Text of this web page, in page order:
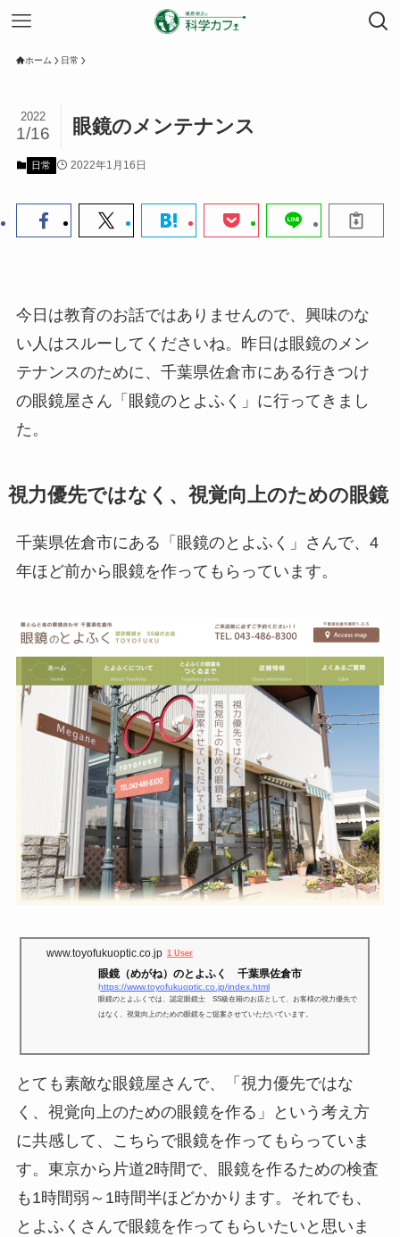
ホーム 日常
眼鏡のメンテナンス
2022
1/16
日常 2022年1月16日
今日は教育のお話ではありませんので、興味のな
い人はスルーしてくださいね。昨日は眼鏡のメン
テナンスのために、千葉県佐倉市にある行きつけ
の眼鏡屋さん「眼鏡のとよふく」に行ってきまし
た。
視力優先ではなく、視覚向上のための眼鏡
千葉県佐倉市にある「眼鏡のとよふく」さんで、4
年ほど前から眼鏡を作ってもらっています。
www.toyofukuoptic.co.jp 1 User
眼鏡（めがね）のとよふく 千葉県佐倉市
https://www.toyofukuoptic.co.jp/index.html
眼鏡のとよふくでは、認定眼鏡士 SS級在籍のお店として、お客様の視力優先で
はなく、視覚向上のための眼鏡をご提案させていただいています。
とても素敵な眼鏡屋さんで、「視力優先ではな
く、視覚向上のための眼鏡を作る」という考え方
に共感して、こちらで眼鏡を作ってもらっていま
す。東京から片道2時間で、眼鏡を作るための検査
も1時間弱～1時間半ほどかかります。それでも、
とよふくさんで眼鏡を作ってもらいたいと思いま